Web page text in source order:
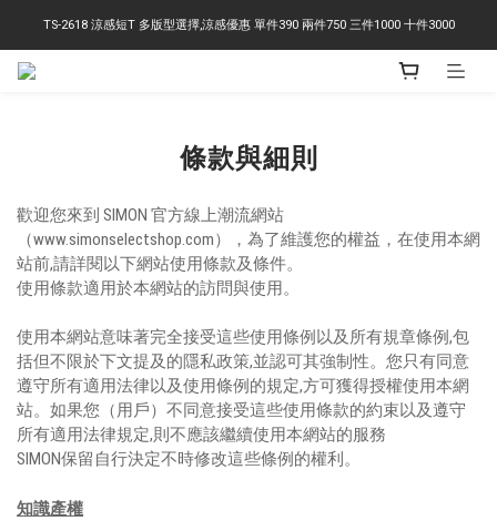
右下角訂閱LINE即享95折優惠
TS-2618 涼感短T 多版型選擇,涼感優惠 單件390 兩件750 三件1000 十件3000
條款與細則
歡迎您來到 SIMON 官方線上潮流網站
（www.simonselectshop.com），為了維護您的權益，在使用本網
站前,請詳閱以下網站使用條款及條件。
使用條款適用於本網站的訪問與使用。
使用本網站意味著完全接受這些使用條例以及所有規章條例,包
括但不限於下文提及的隱私政策,並認可其強制性。您只有同意
遵守所有適用法律以及使用條例的規定,方可獲得授權使用本網
站。如果您（用戶）不同意接受這些使用條款的約束以及遵守
所有適用法律規定,則不應該繼續使用本網站的服務
SIMON保留自行決定不時修改這些條例的權利。
知識產權